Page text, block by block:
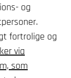
og
fortrolige og
via
som